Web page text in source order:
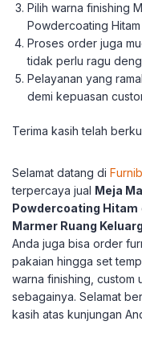
Pilih warna finishing
Powdercoating
Proses order juga
tidak perlu ragu
Pelayanan yang
demi kepuasan
Terima kasih telah
Selamat datang di
terpercaya jual Meja
Powdercoating Hitam
Marmer Ruang
Anda juga bisa order
pakaian hingga set
warna finishing, custom
sebagainya. Selamat
kasih atas kunjungan